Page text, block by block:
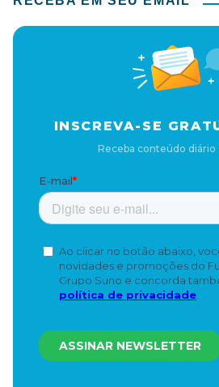
INSCREVA-SE
Receba conteúdo diário